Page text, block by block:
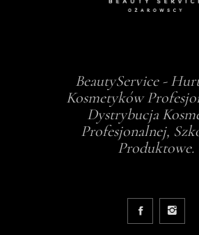
BeautyService -
Kosmetyków
Dystrybucja
Profesjonalnej,
Produktowe.